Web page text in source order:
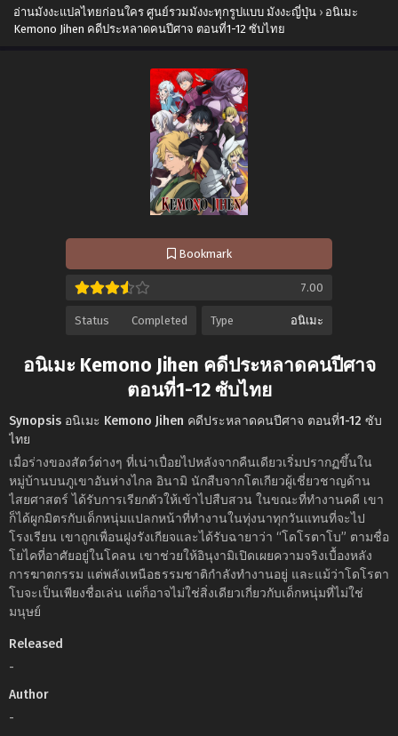
อ่านมังงะแปลไทยก่อนใคร ศูนย์รวมมังงะทุกรูปแบบ มังงะญี่ปุ่น › อนิเมะ
Kemono Jihen คดีประหลาดคนปีศาจ ตอนที่1-12 ซับไทย
Bookmark
7.00
Status Completed Type อนิเมะ
อนิเมะ Kemono Jihen คดีประหลาดคนปีศาจ
ตอนที่1-12 ซับไทย
Synopsis อนิเมะ Kemono Jihen คดีประหลาดคนปีศาจ ตอนที่1-12 ซับ
ไทย
เมื่อร่างของสัตว์ต่างๆ ที่เน่าเปื่อยไปหลังจากคืนเดียวเริ่มปรากฏขึ้นใน
หมู่บ้านบนภูเขาอันห่างไกล อินามิ นักสืบจากโตเกียวผู้เชี่ยวชาญด้าน
ไสยศาสตร์ ได้รับการเรียกตัวให้เข้าไปสืบสวน ในขณะที่ทำงานคดี เขา
ก็ได้ผูกมิตรกับเด็กหนุ่มแปลกหน้าที่ทำงานในทุ่งนาทุกวันแทนที่จะไป
โรงเรียน เขาถูกเพื่อนฝูงรังเกียจและได้รับฉายาว่า “โดโรตาโบ” ตามชื่อ
โยไคที่อาศัยอยู่ในโคลน เขาช่วยให้อินุงามิเปิดเผยความจริงเบื้องหลัง
การฆาตกรรม แต่พลังเหนือธรรมชาติกำลังทำงานอยู่ และแม้ว่าโดโรตา
โบจะเป็นเพียงชื่อเล่น แต่ก็อาจไม่ใช่สิ่งเดียวเกี่ยวกับเด็กหนุ่มที่ไม่ใช่
มนุษย์
Released
-
Author
-